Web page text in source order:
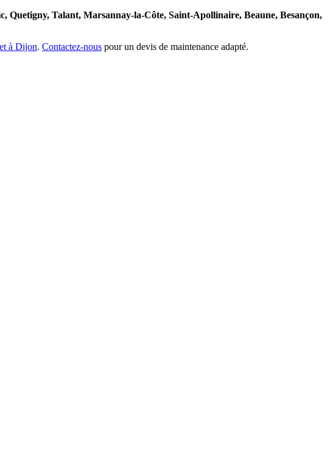
Quetigny, Talant, Marsannay-la-Côte, Saint-Apollinaire, Beaune, Besançon,
à Dijon. Contactez-nous pour un devis de maintenance adapté.